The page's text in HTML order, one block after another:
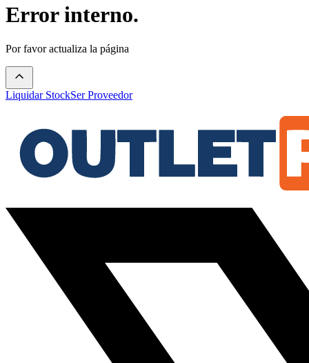
Error interno.
Por favor actualiza la página
Liquidar StockSer Proveedor